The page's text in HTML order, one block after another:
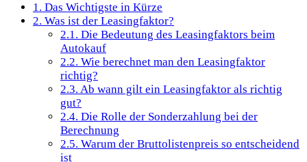
1. Das Wichtigste in Kürze
2. Was ist der Leasingfaktor?
2.1. Die Bedeutung des Leasingfaktors beim
Autokauf
2.2. Wie berechnet man den Leasingfaktor
richtig?
2.3. Ab wann gilt ein Leasingfaktor als richtig
gut?
2.4. Die Rolle der Sonderzahlung bei der
Berechnung
2.5. Warum der Bruttolistenpreis so entscheidend
ist